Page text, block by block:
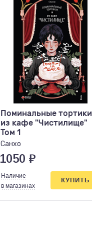
Поминальные тортики
из кафе "Чистилище"
Том 1
Санхо
1050 ₽
Наличие
в магазинах
КУПИТЬ